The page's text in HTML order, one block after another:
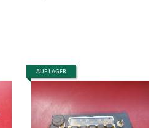
AUF LAGER